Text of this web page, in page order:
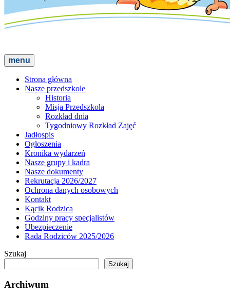
menu
Strona główna
Nasze przedszkole
Historia
Misja Przedszkola
Rozkład dnia
Tygodniowy Rozkład Zajęć
Jadłospis
Ogłoszenia
Kronika wydarzeń
Nasze grupy i kadra
Nasze dokumenty
Rekrutacja 2026/2027
Ochrona danych osobowych
Kontakt
Kącik Rodzica
Godziny pracy specjalistów
Ubezpieczenie
Rada Rodziców 2025/2026
Szukaj
Szukaj
Archiwum